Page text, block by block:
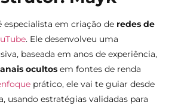
especialista em criação de redes de
. Ele desenvolveu uma
baseada em anos de experiência,
ocultos em fontes de renda
prático, ele vai te guiar desde
usando estratégias validadas para